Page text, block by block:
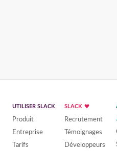
UTILISER SLACK
Produit
Entreprise
Tarifs
SLACK
Recrutement
Témoignages
Développeurs